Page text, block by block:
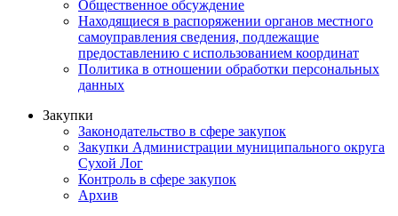
Общественное обсуждение
Находящиеся в распоряжении органов местного
самоуправления сведения, подлежащие
предоставлению с использованием координат
Политика в отношении обработки персональных
данных
Закупки
Законодательство в сфере закупок
Закупки Администрации муниципального округа
Сухой Лог
Контроль в сфере закупок
Архив